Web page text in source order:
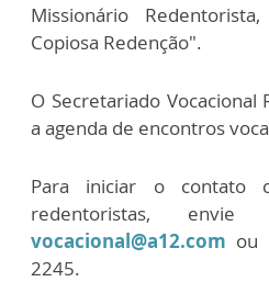
Missionário
Copiosa Redenção".
O Secretariado
a agenda de encontros
Para iniciar o contato
redentoristas,
vocacional@a12.com ou
2245.